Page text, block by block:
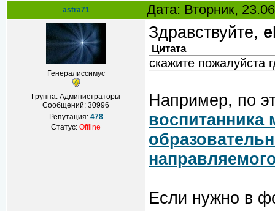
astra71 Дата: Вторник,
Генералиссимус
Группа: Администраторы
Сообщений:30996
Репутация: 478
Статус:Offline
Здравствуйте,
Цитата
скажите пожалуйста
Например, по
воспитанника
Если нужно в